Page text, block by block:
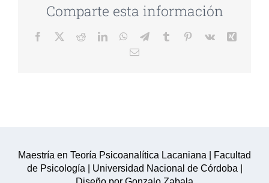
DE
LA
Comparte esta información
Facebook
TwitterRedditLinkedInWhatsApp
TelegramTumblr Pinterest
Vk
Email
Maestría en Teoría Psicoanalítica Lacaniana | Facultad
de Psicología | Universidad Nacional de Córdoba |